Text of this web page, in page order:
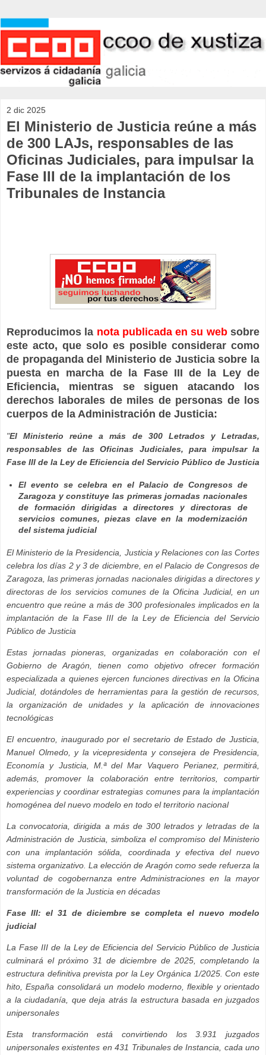
2 dic 2025
El Ministerio de Justicia reúne a más
de 300 LAJs, responsables de las
Oficinas Judiciales, para impulsar la
Fase III de la implantación de los
Tribunales de Instancia
Reproducimos la nota publicada en su websobre
este acto, que solo es posible considerar como
de propaganda del Ministerio de Justicia sobre la
puesta en marcha de la Fase III de la Ley de
Eficiencia, mientras se siguen atacando los
derechos laborales de miles de personas de los
cuerpos de la Administración de Justicia:
"El Ministerio reúne a más de 300 Letrados y Letradas,
responsables de las Oficinas Judiciales, para impulsar la
Fase III de la Ley de Eficiencia del Servicio Público de Justicia
El evento se celebra en el Palacio de Congresos de
Zaragoza y constituye las primeras jornadas nacionales
de formación dirigidas a directores y directoras de
servicios comunes, piezas clave en la modernización
del sistema judicial
El Ministerio de la Presidencia, Justicia y Relaciones con las Cortes
celebra los días 2 y 3 de diciembre, en el Palacio de Congresos de
Zaragoza, las primeras jornadas nacionales dirigidas a directores y
directoras de los servicios comunes de la Oficina Judicial, en un
encuentro que reúne a más de 300 profesionales implicados en la
implantación de la Fase III de la Ley de Eficiencia del Servicio
Público de Justicia
Estas jornadas pioneras, organizadas en colaboración con el
Gobierno de Aragón, tienen como objetivo ofrecer formación
especializada a quienes ejercen funciones directivas en la Oficina
Judicial, dotándoles de herramientas para la gestión de recursos,
la organización de unidades y la aplicación de innovaciones
tecnológicas
El encuentro, inaugurado por el secretario de Estado de Justicia,
Manuel Olmedo, y la vicepresidenta y consejera de Presidencia,
Economía y Justicia, M.ª del Mar Vaquero Perianez, permitirá,
además, promover la colaboración entre territorios, compartir
experiencias y coordinar estrategias comunes para la implantación
homogénea del nuevo modelo en todo el territorio nacional
La convocatoria, dirigida a más de 300 letrados y letradas de la
Administración de Justicia, simboliza el compromiso del Ministerio
con una implantación sólida, coordinada y efectiva del nuevo
sistema organizativo. La elección de Aragón como sede refuerza la
voluntad de cogobernanza entre Administraciones en la mayor
transformación de la Justicia en décadas
Fase III: el 31 de diciembre se completa el nuevo modelo
judicial
La Fase III de la Ley de Eficiencia del Servicio Público de Justicia
culminará el próximo 31 de diciembre de 2025, completando la
estructura definitiva prevista por la Ley Orgánica 1/2025. Con este
hito, España consolidará un modelo moderno, flexible y orientado
a la ciudadanía, que deja atrás la estructura basada en juzgados
unipersonales
Esta transformación está convirtiendo los 3.931 juzgados
unipersonales existentes en 431 Tribunales de Instancia, cada uno